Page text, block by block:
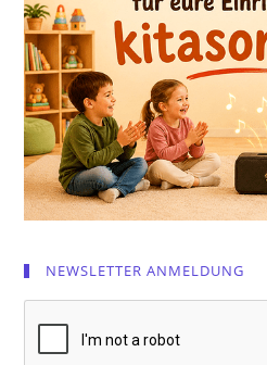
NEWSLETTER ANMELDUNG